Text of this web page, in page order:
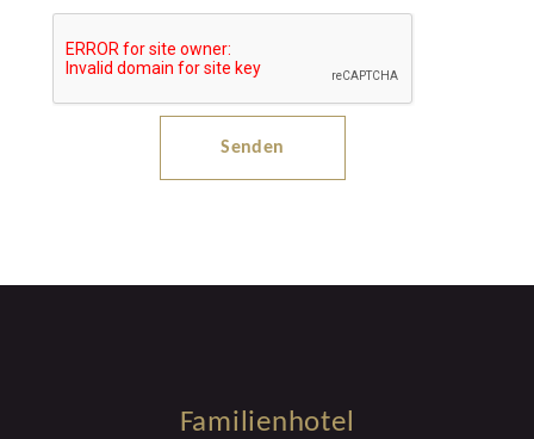
Senden
Familienhotel